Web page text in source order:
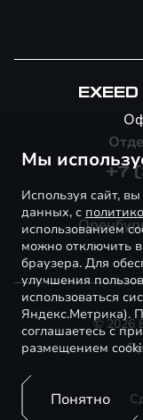
+7
© 2026
Мы
Используя сайт,
данных, с
использованием
можно отключить
браузера. Для
улучшения
использоваться
Яндекс.Метрика).
соглашаетесь с
размещением
Понятно